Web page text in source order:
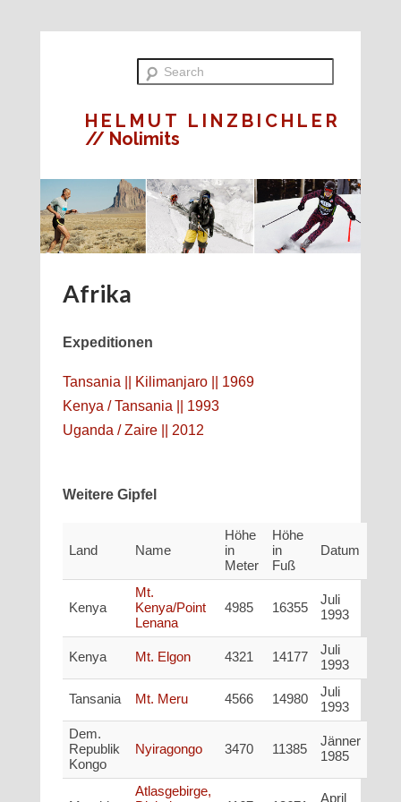
HELMUT LINZBICHLER
// Nolimits
Afrika
Expeditionen
Tansania || Kilimanjaro || 1969
Kenya / Tansania || 1993
Uganda / Zaire || 2012
Weitere Gipfel
Land Name
Höhe
in
Meter
Höhe
in
Fuß
Datum
Kenya
Mt.
Kenya/Point
Lenana
4985 16355
Juli
1993
Kenya Mt. Elgon 4321 14177
Juli
1993
Tansania Mt. Meru 4566 14980
Juli
1993
Dem.
Republik
Kongo
Nyiragongo 3470 11385
Jänner
1985
Atlasgebirge,
April